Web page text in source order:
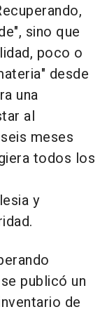
sino que
poco o
desde
una
al
meses
todos los
y
publicó un
de